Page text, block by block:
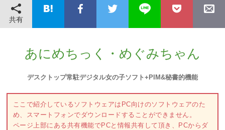
共有
あにめちっく・めぐみちゃん
デスクトップ常駐デジタル女の子ソフト+PIM&秘書的機能
ここで紹介しているソフトウェアはPC向けのソフトウェアのた
め、スマートフォンでダウンロードすることができません。
ページ上部にある共有機能でPCと情報共有して頂き、PCからダ